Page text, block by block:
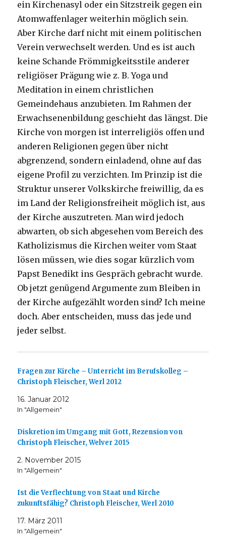
ein Kirchenasyl oder ein Sitzstreik gegen ein
Atomwaffenlager weiterhin möglich sein.
Aber Kirche darf nicht mit einem politischen
Verein verwechselt werden. Und es ist auch
keine Schande Frömmigkeitsstile anderer
religiöser Prägung wie z. B. Yoga und
Meditation in einem christlichen
Gemeindehaus anzubieten. Im Rahmen der
Erwachsenenbildung geschieht das längst. Die
Kirche von morgen ist interreligiös offen und
anderen Religionen gegen über nicht
abgrenzend, sondern einladend, ohne auf das
eigene Profil zu verzichten. Im Prinzip ist die
Struktur unserer Volkskirche freiwillig, da es
im Land der Religionsfreiheit möglich ist, aus
der Kirche auszutreten. Man wird jedoch
abwarten, ob sich abgesehen vom Bereich des
Katholizismus die Kirchen weiter vom Staat
lösen müssen, wie dies sogar kürzlich vom
Papst Benedikt ins Gespräch gebracht wurde.
Ob jetzt genügend Argumente zum Bleiben in
der Kirche aufgezählt worden sind? Ich meine
doch. Aber entscheiden, muss das jede und
jeder selbst.
Fragen zur Kirche – Unterricht im Berufskolleg –
Christoph Fleischer, Werl 2012
16. Januar 2012
In "Allgemein"
Diskretion im Umgang mit Gott, Rezension von
Christoph Fleischer, Welver 2015
2. November 2015
In "Allgemein"
Ist die Verflechtung von Staat und Kirche
zukunftsfähig? Christoph Fleischer, Werl 2010
17. März 2011
In "Allgemein"